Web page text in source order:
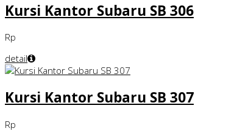
Kursi Kantor Subaru SB 306
Rp
detail
Kursi Kantor Subaru SB 307
Rp